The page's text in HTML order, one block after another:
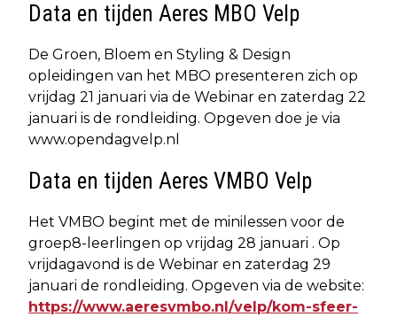
Data en tijden Aeres MBO Velp
De Groen, Bloem en Styling & Design
opleidingen van het MBO presenteren zich op
vrijdag 21 januari via de Webinar en zaterdag 22
januari is de rondleiding. Opgeven doe je via
www.opendagvelp.nl
Data en tijden Aeres VMBO Velp
Het VMBO begint met de minilessen voor de
groep8-leerlingen op vrijdag 28 januari . Op
vrijdagavond is de Webinar en zaterdag 29
januari de rondleiding. Opgeven via de website:
https://www.aeresvmbo.nl/velp/kom-sfeer-